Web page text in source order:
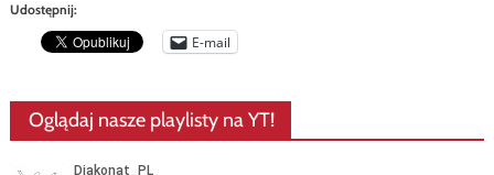
Udostępnij:
E-mail
Oglądaj nasze playlisty na YT!